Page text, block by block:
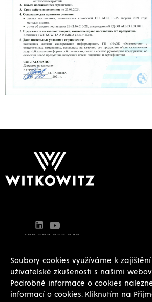
+420 597 317 343
Soubory cookies využíváme k
uživatelské zkušenosti s našimi
Podrobné informace o cookies
informací o cookies. Kliknutím na